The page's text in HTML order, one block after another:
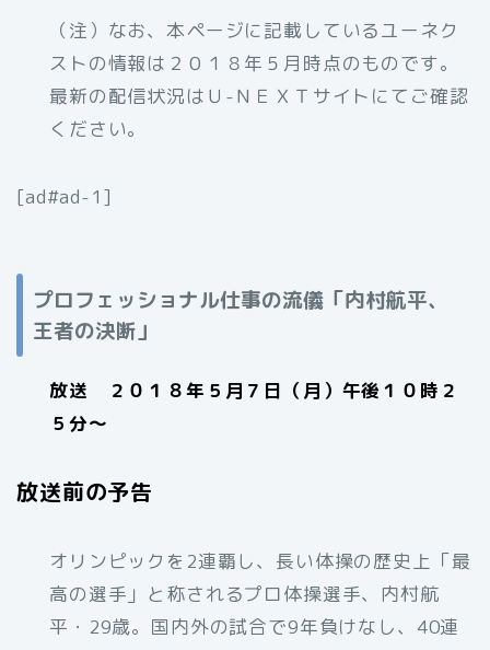
（注）なお、本ページに記載しているユーネク
ストの情報は２０１８年５月時点のものです。
最新の配信状況はＵ-ＮＥＸＴサイトにてご確認
ください。
[ad#ad-1]
プロフェッショナル仕事の流儀「内村航平、
王者の決断」
放送 ２０１８年５月７日（月）午後１０時２
５分～
放送前の予告
オリンピックを2連覇し、長い体操の歴史上「最
高の選手」と称されるプロ体操選手、内村航
平・29歳。国内外の試合で9年負けなし、40連